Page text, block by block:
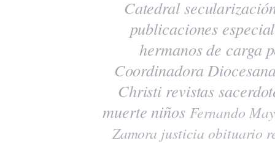
Catedral
publicaciones
hermanos de carga
Coordinadora
Christi revistas
muerte niños Fernando
Zamora justicia obituario